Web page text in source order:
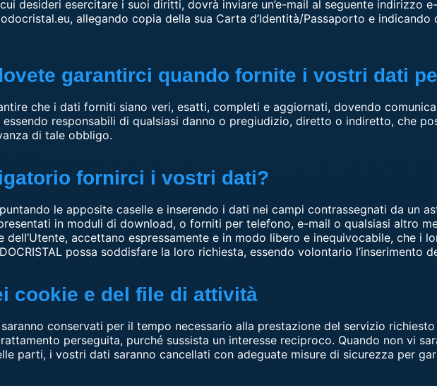
desideri esercitare i suoi diritti, dovrà inviare un’e-mail al seguente indirizzo e-
allegando copia della sua Carta d’Identità/Passaporto e
garantirci quando fornite i vostri dati
che i dati forniti siano veri, esatti, completi e aggiornati, dovendo
essendo responsabili di qualsiasi danno o pregiudizio, diretto o indiretto, che
di tale obbligo.
fornirci i vostri dati?
le apposite caselle e inserendo i dati nei campi contrassegnati da un
in moduli di download, o forniti per telefono, e-mail o qualsiasi altro
dell’Utente, accettano espressamente e in modo libero e inequivocabile, che i
possa soddisfare la loro richiesta, essendo volontario l’inserimento
cookie e del file di attività
conservati per il tempo necessario alla prestazione del servizio
perseguita, purché sussista un interesse reciproco. Quando non vi
parti, i vostri dati saranno cancellati con adeguate misure di sicurezza per